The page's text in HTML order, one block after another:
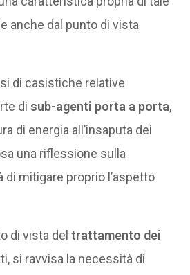
anche dal punto di vista
di casistiche relative
disub-agenti porta a porta,
di energia all’insaputa dei
una riflessione sulla
mitigare proprio l’aspetto
di vista deltrattamento dei
si ravvisa la necessità di